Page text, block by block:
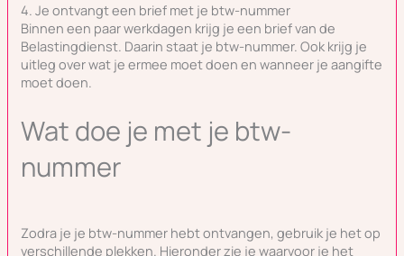
4. Je ontvangt een brief met je btw-nummer
Binnen een paar werkdagen krijg je een brief van de
Belastingdienst. Daarin staat je btw-nummer. Ook krijg je
uitleg over wat je ermee moet doen en wanneer je aangifte
moet doen.
Wat doe je met je btw-
nummer
Zodra je je btw-nummer hebt ontvangen, gebruik je het op
verschillende plekken. Hieronder zie je waarvoor je het